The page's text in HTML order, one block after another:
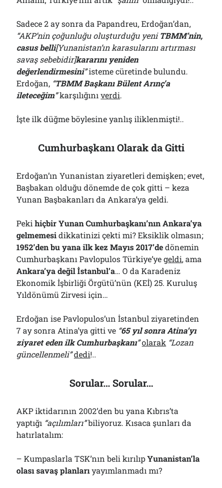
Sadece 2 ay sonra da Papandreu, Erdoğan’dan,
“AKP’nin çoğunluğu oluşturduğu yeniTBMM’nin,
casus belli[Yunanistan’ın karasularını artırması
savaş sebebidir]kararını yeniden
değerlendirmesini”isteme cüretinde bulundu.
Erdoğan, “TBMM Başkanı Bülent Arınç’a
ileteceğim”karşılığınıverdi.
İşte ilk düğme böylesine yanlış iliklenmişti!..
Cumhurbaşkanı Olarak da Gitti
Erdoğan’ın Yunanistan ziyaretleri demişken; evet,
Başbakan olduğu dönemde de çok gitti – keza
Yunan Başbakanları da Ankara’ya geldi.
Pekihiçbir Yunan Cumhurbaşkanı’nın Ankara’ya
gelmemesidikkatinizi çekti mi? Eksiklik olmasın;
1952’den bu yana ilk kez Mayıs 2017’dedönemin
Cumhurbaşkanı Pavlopulos Türkiye’yegeldi, ama
Ankara’ya değil İstanbul’a… O da Karadeniz
Ekonomik İşbirliği Örgütü’nün (KEİ) 25. Kuruluş
Yıldönümü Zirvesi için…
Erdoğan ise Pavlopulos’un İstanbul ziyaretinden
7 ay sonra Atina’ya gitti ve “65 yıl sonra Atina’yı
ziyaret eden ilk Cumhurbaşkanı”olarak “Lozan
güncellenmeli”dedi!..
Sorular… Sorular…
AKP iktidarının 2002’den bu yana Kıbrıs’ta
yaptığı “açılımları”biliyoruz. Kısaca şunları da
hatırlatalım:
– Kumpaslarla TSK’nın beli kırılıpYunanistan’la
olası savaş planlarıyayımlanmadı mı?